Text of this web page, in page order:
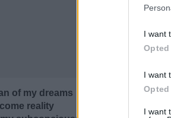
I want
Opted
I want
Opted
I want
of my dreams
reality